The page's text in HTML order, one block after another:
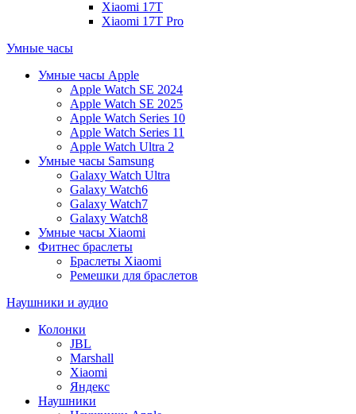
Xiaomi 17T
Xiaomi 17T Pro
Умные часы
Умные часы Apple
Apple Watch SE 2024
Apple Watch SE 2025
Apple Watch Series 10
Apple Watch Series 11
Apple Watch Ultra 2
Умные часы Samsung
Galaxy Watch Ultra
Galaxy Watch6
Galaxy Watch7
Galaxy Watch8
Умные часы Xiaomi
Фитнес браслеты
Браслеты Xiaomi
Ремешки для браслетов
Наушники и аудио
Колонки
JBL
Marshall
Xiaomi
Яндекс
Наушники